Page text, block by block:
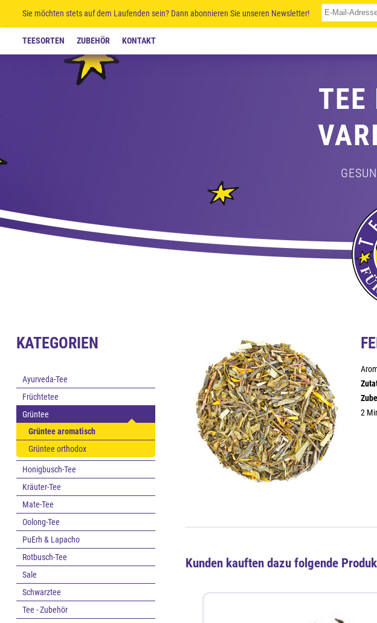
Sie möchten stets auf dem Laufenden sein? Dann abonnieren Sie unseren Newsletter!
TEESORTEN ZUBEHÖR KONTAKT
TEE
KATEGORIEN
Ayurveda-Tee
Früchtetee
Grüntee
Grüntee aromatisch
Grüntee orthodox
Honigbusch-Tee
Kräuter-Tee
Mate-Tee
Oolong-Tee
PuErh & Lapacho
Rotbusch-Tee
Sale
Schwarztee
Tee - Zubehör
2
Kunden kauften dazu folgende